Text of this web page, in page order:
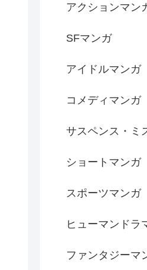
アクションマン
SFマンガ
アイドルマンガ
コメディマンガ
サスペンス・ミ
ショートマンガ
スポーツマンガ
ヒューマンドラ
ファンタジーマ